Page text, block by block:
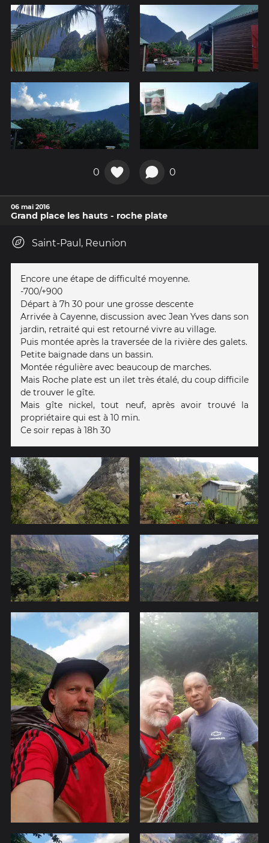
0 0
06 mai 2016
Grand place les hauts - roche plate
Saint-Paul, Reunion
Encore une étape de difficulté moyenne.
-700/+900
Départ à 7h 30 pour une grosse descente
Arrivée à Cayenne, discussion avec Jean Yves dans son
jardin, retraité qui est retourné vivre au village.
Puis montée après la traversée de la rivière des galets.
Petite baignade dans un bassin.
Montée régulière avec beaucoup de marches.
Mais Roche plate est un ilet très étalé, du coup difficile
de trouver le gîte.
Mais gîte nickel, tout neuf, après avoir trouvé la
propriétaire qui est à 10 min.
Ce soir repas à 18h 30